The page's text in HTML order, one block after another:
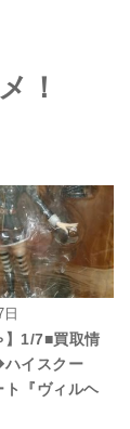
！
】1/7■買取情
イスクー
ト『ヴィルヘ